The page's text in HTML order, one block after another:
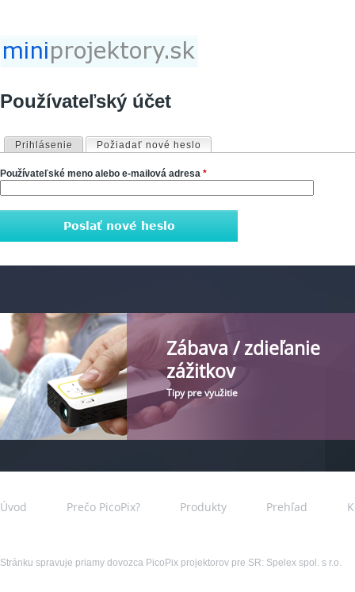
Používateľský účet
Primárne karty
Prihlásenie Požiadať nové heslo
Používateľské meno alebo e-mailová adresa *
Zábava / zdieľanie
zážitkov
Tipy pre využitie
Úvod Prečo PicoPix? Produkty Prehľad
Stránku spravuje priamy dovozca PicoPix projektorov pre SR: Spelex spol. s r.o.